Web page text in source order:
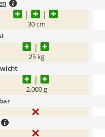
30 cm
25 kg
2.000 g